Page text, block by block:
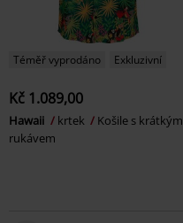
Téměř vyprodáno Exkluzivní
Kč 1.089,00
Hawaii krtek
Košile s krátkým
rukávem